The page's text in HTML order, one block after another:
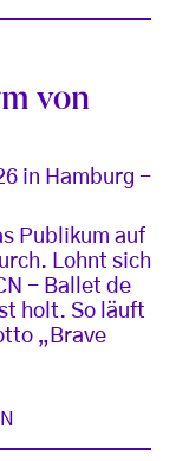
von
in Hamburg -
Publikum auf
Lohnt sich
- Ballet de
holt. So läuft
„Brave